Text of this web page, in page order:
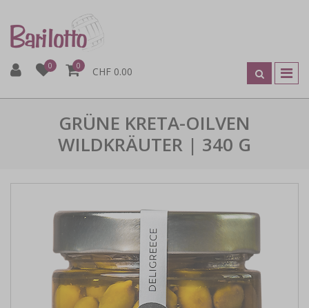
0 0 CHF 0.00
GRÜNE KRETA-OILVEN
WILDKRÄUTER | 340 G